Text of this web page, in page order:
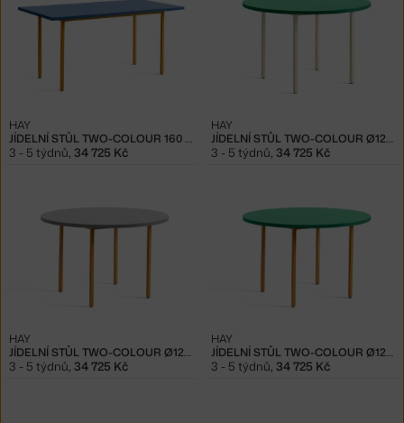
JÍDELNÍ STŮL TWO-COLOUR 160 CM, OCHRE/BLUE
HAY
3 - 5 týdnů, 34 725 Kč
JÍDELNÍ STŮL TWO-COLOUR Ø120, IVORY/GREEN MINT
HAY
3 - 5 týdnů, 34 725 Kč
JÍDELNÍ STŮL TWO-COLOUR Ø120, OCHRE/LIGHT GREY
HAY
3 - 5 týdnů, 34 725 Kč
JÍDELNÍ STŮL TWO-COLOUR Ø120, OCHRE/GREEN MINT
HAY
3 - 5 týdnů, 34 725 Kč